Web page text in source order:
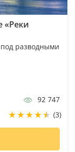
«Реки
разводными
92 747
(3)